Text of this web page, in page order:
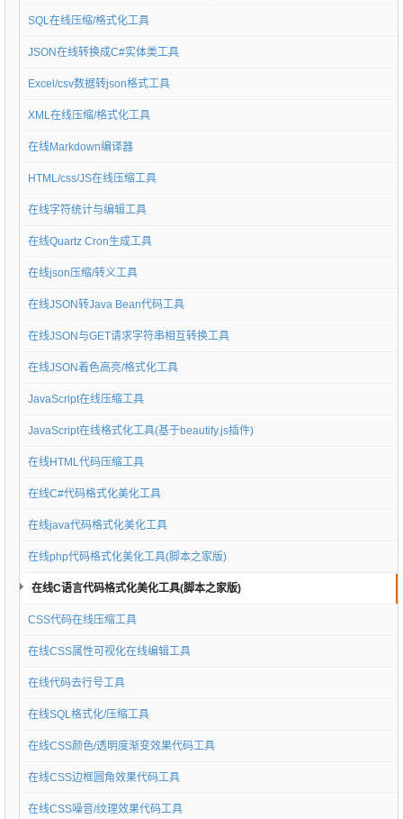
SQL在线压缩/格式化工具
JSON在线转换成C#实体类工具
Excel/csv数据转json格式工具
XML在线压缩/格式化工具
在线Markdown编译器
HTML/css/JS在线压缩工具
在线字符统计与编辑工具
在线Quartz Cron生成工具
在线json压缩/转义工具
在线JSON转Java Bean代码工具
在线JSON与GET请求字符串相互转换工具
在线JSON着色高亮/格式化工具
JavaScript在线压缩工具
JavaScript在线格式化工具(基于beautify.js插件)
在线HTML代码压缩工具
在线C#代码格式化美化工具
在线java代码格式化美化工具
在线php代码格式化美化工具(脚本之家版)
在线C语言代码格式化美化工具(脚本之家版)
CSS代码在线压缩工具
在线CSS属性可视化在线编辑工具
在线代码去行号工具
在线SQL格式化/压缩工具
在线CSS颜色/透明度渐变效果代码工具
在线CSS边框圆角效果代码工具
在线CSS噪音/纹理效果代码工具